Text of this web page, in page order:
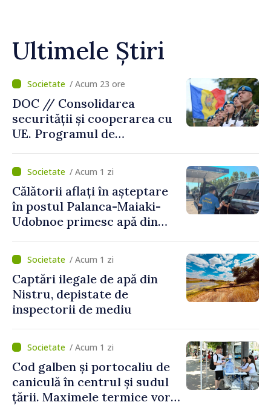
Ultimele Știri
/ Acum 23 ore
DOC // Consolidarea
securității și cooperarea cu
UE. Programul de
Naționale de Apărare pentru
perioada 2024–2034,
publicat în Monitorul Oficial
/ Acum 1 zi
Călătorii aflați în așteptare
în postul Palanca-Maiaki-
Udobnoe primesc apă din
și a polițiștilor de frontieră
/ Acum 1 zi
Captări ilegale de apă din
Nistru, depistate de
inspectorii de mediu
/ Acum 1 zi
Cod galben și portocaliu de
caniculă în centrul și sudul
țării. Maximele termice vor